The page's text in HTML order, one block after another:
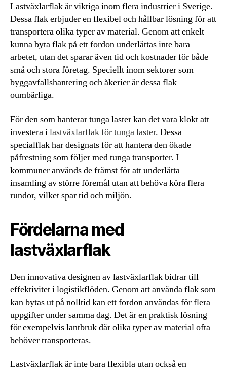
Lastväxlarflak är viktiga inom flera industrier i Sverige.
Dessa flak erbjuder en flexibel och hållbar lösning för att
transportera olika typer av material. Genom att enkelt
kunna byta flak på ett fordon underlättas inte bara
arbetet, utan det sparar även tid och kostnader för både
små och stora företag. Speciellt inom sektorer som
byggavfallshantering och åkerier är dessa flak
oumbärliga.
För den som hanterar tunga laster kan det vara klokt att
investera ilastväxlarflak för tunga laster. Dessa
specialflak har designats för att hantera den ökade
påfrestning som följer med tunga transporter. I
kommuner används de främst för att underlätta
insamling av större föremål utan att behöva köra flera
rundor, vilket spar tid och miljön.
Fördelarna med
lastväxlarflak
Den innovativa designen av lastväxlarflak bidrar till
effektivitet i logistikflöden. Genom att använda flak som
kan bytas ut på nolltid kan ett fordon användas för flera
uppgifter under samma dag. Det är en praktisk lösning
för exempelvis lantbruk där olika typer av material ofta
behöver transporteras.
Lastväxlarflak är inte bara flexibla utan också en